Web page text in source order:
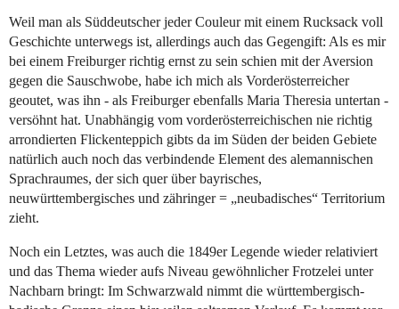
Weil man als Süddeutscher jeder Couleur mit einem Rucksack voll
Geschichte unterwegs ist, allerdings auch das Gegengift: Als es mir
bei einem Freiburger richtig ernst zu sein schien mit der Aversion
gegen die Sauschwobe, habe ich mich als Vorderösterreicher
geoutet, was ihn - als Freiburger ebenfalls Maria Theresia untertan -
versöhnt hat. Unabhängig vom vorderösterreichischen nie richtig
arrondierten Flickenteppich gibts da im Süden der beiden Gebiete
natürlich auch noch das verbindende Element des alemannischen
Sprachraumes, der sich quer über bayrisches,
neuwürttembergisches und zähringer = „neubadisches“ Territorium
zieht.
Noch ein Letztes, was auch die 1849er Legende wieder relativiert
und das Thema wieder aufs Niveau gewöhnlicher Frotzelei unter
Nachbarn bringt: Im Schwarzwald nimmt die württembergisch-